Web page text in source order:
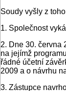
Soudy vyšly z
1. Společnost
2. Dne 30. června
na jejímž
řádné účetní
2009 a o návrhu
3. Zástupce